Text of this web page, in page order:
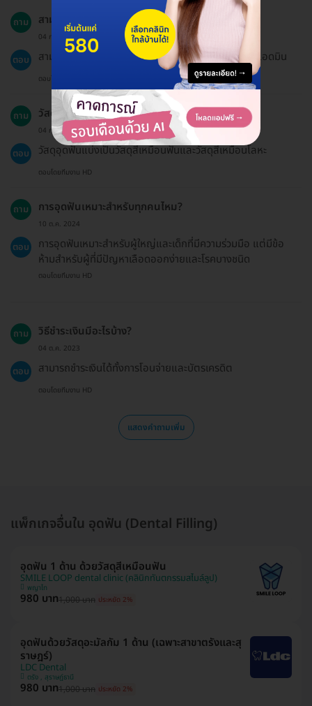
ถาม สามารถซื้อแพ็กเกจให้คนอื่นได้ไหม?
04 ก.ค. 2024
ตอบ สามารถซื้อให้คนอื่นได้ โดยแจ้งชื่อผู้ที่จะรับบริการให้กับแอดมิน
ตอบโดยทีมงาน HD
ถาม วัสดุอุดฟันมีชนิดอะไรบ้าง?
04 ก.พ. 2024
ตอบ วัสดุอุดฟันแบ่งเป็นวัสดุสีเหมือนฟันและวัสดุสีเหมือนโลหะ
ตอบโดยทีมงาน HD
ถาม การอุดฟันเหมาะสำหรับทุกคนไหม?
10 ต.ค. 2024
ตอบ
การอุดฟันเหมาะสำหรับผู้ใหญ่และเด็กที่มีความร่วมมือ แต่มีข้อ
ห้ามสำหรับผู้ที่มีปัญหาเลือดออกง่ายและโรคบางชนิด
ตอบโดยทีมงาน HD
ถาม วิธีชำระเงินมีอะไรบ้าง?
04 ต.ค. 2023
ตอบ สามารถชำระเงินได้ทั้งการโอนจ่ายและบัตรเครดิต
ตอบโดยทีมงาน HD
แสดงคำถามเพิ่ม
แพ็กเกจอื่นใน อุดฟัน (Dental Filling)
อุดฟัน 1 ด้าน ด้วยวัสดุสีเหมือนฟัน
SMILE LOOP dental clinic (คลินิกทันตกรรมสไมล์ลูป)
พญาไท
980 บาท1,000 บาท ประหยัด 2%
อุดฟันด้วยวัสดุอะมัลกัม 1 ด้าน (เฉพาะสาขาตรังและสุ
ราษฎร์)
LDC Dental
ตรัง , สุราษฎ์ธานี
980 บาท1,000 บาท ประหยัด 2%